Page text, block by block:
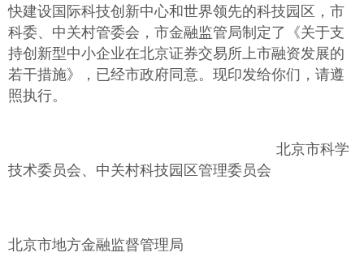
快建设国际科技创新中心和世界领先的科技园区，市
科委、中关村管委会，市金融监管局制定了《关于支
持创新型中小企业在北京证券交易所上市融资发展的
若干措施》，已经市政府同意。现印发给你们，请遵
照执行。
北京市科学
技术委员会、中关村科技园区管理委员会
北京市地方金融监督管理局